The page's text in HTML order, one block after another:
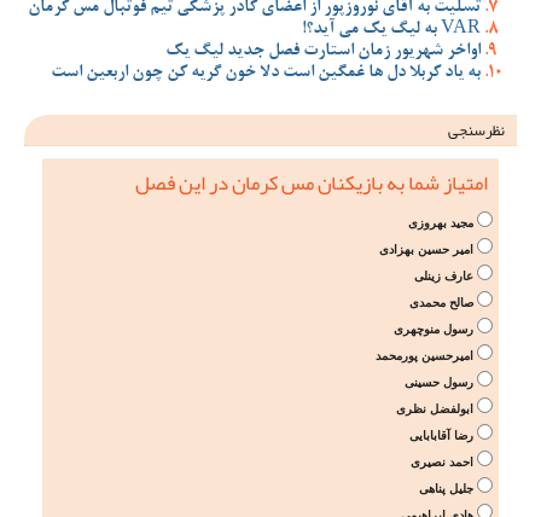
تسلیت به آقای نوروزپور از اعضای کادر پزشکی تیم فوتبال مس کرمان
VAR به لیگ یک می آید؟!
اواخر شهریور زمان استارت فصل جدید لیگ یک
به یاد کربلا دل ها غمگین است دلا خون گریه کن چون اربعین است
نظرسنجی
امتیاز شما به بازیکنان مس کرمان در این فصل
مجید بهروزی
امیر حسین بهزادی
عارف زینلی
صالح محمدی
رسول منوچهری
امیرحسین پورمحمد
رسول حسینی
ابولفضل نظری
رضا آقابابایی
احمد نصیری
جلیل پناهی